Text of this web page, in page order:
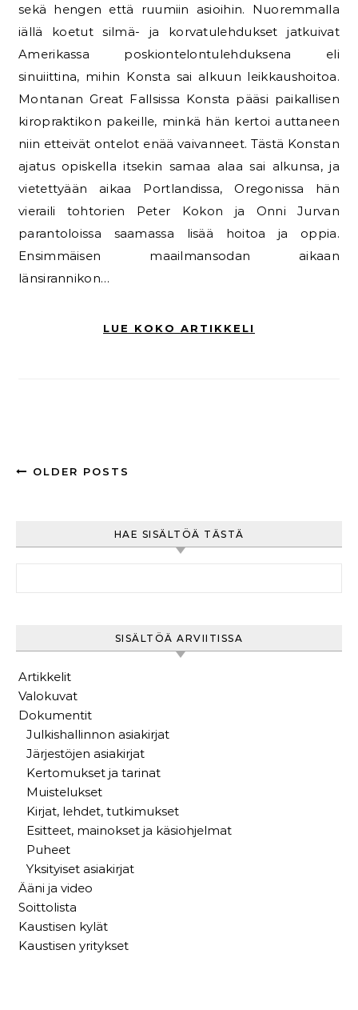
sekä hengen että ruumiin asioihin. Nuoremmalla
iällä koetut silmä- ja korvatulehdukset jatkuivat
Amerikassa poskiontelontulehduksena eli
sinuiittina, mihin Konsta sai alkuun leikkaushoitoa.
Montanan Great Fallsissa Konsta pääsi paikallisen
kiropraktikon pakeille, minkä hän kertoi auttaneen
niin etteivät ontelot enää vaivanneet. Tästä Konstan
ajatus opiskella itsekin samaa alaa sai alkunsa, ja
vietettyään aikaa Portlandissa, Oregonissa hän
vieraili tohtorien Peter Kokon ja Onni Jurvan
parantoloissa saamassa lisää hoitoa ja oppia.
Ensimmäisen maailmansodan aikaan
länsirannikon…
LUE KOKO ARTIKKELI
OLDER POSTS
HAE SISÄLTÖÄ TÄSTÄ
SISÄLTÖÄ ARVIITISSA
Artikkelit
Valokuvat
Dokumentit
Julkishallinnon asiakirjat
Järjestöjen asiakirjat
Kertomukset ja tarinat
Muistelukset
Kirjat, lehdet, tutkimukset
Esitteet, mainokset ja käsiohjelmat
Puheet
Yksityiset asiakirjat
Ääni ja video
Soittolista
Kaustisen kylät
Kaustisen yritykset